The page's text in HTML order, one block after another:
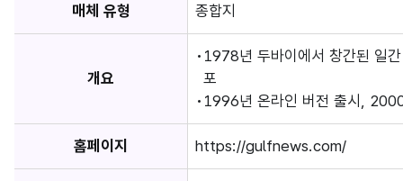
매체 유형 종합지
개요
1978년 두바이에서 창간된 일
포
1996년 온라인 버전 출시,
홈페이지 https://gulfnews.com/